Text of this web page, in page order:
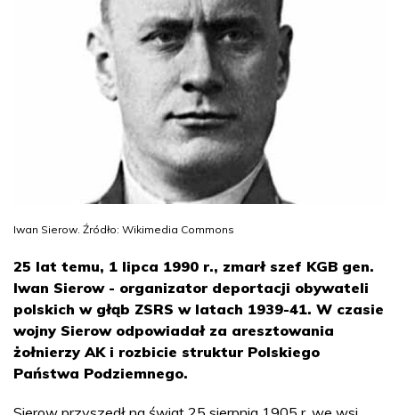
Iwan Sierow. Źródło: Wikimedia Commons
25 lat temu, 1 lipca 1990 r., zmarł szef KGB gen.
Iwan Sierow - organizator deportacji obywateli
polskich w głąb ZSRS w latach 1939-41. W czasie
wojny Sierow odpowiadał za aresztowania
żołnierzy AK i rozbicie struktur Polskiego
Państwa Podziemnego.